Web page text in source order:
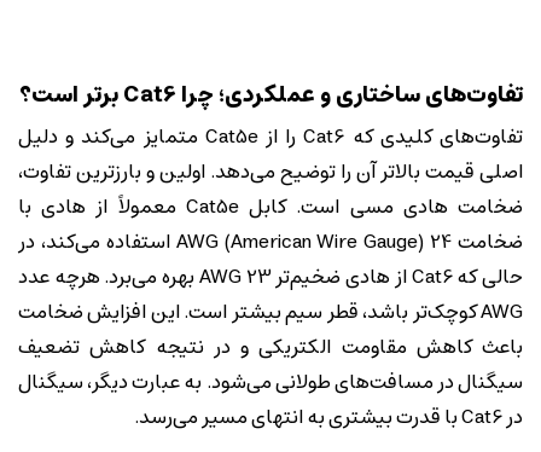
تفاوت‌های ساختاری و عملکردی؛ چرا Cat6 برتر است؟
تفاوت‌های کلیدی که Cat6 را از Cat5e متمایز می‌کند و دلیل
اصلی قیمت بالاتر آن را توضیح می‌دهد. اولین و بارزترین تفاوت،
ضخامت هادی مسی است. کابل Cat5e معمولاً از هادی با
ضخامت 24 AWG (American Wire Gauge) استفاده می‌کند، در
حالی که Cat6 از هادی ضخیم‌تر 23 AWG بهره می‌برد. هرچه عدد
AWG کوچک‌تر باشد، قطر سیم بیشتر است. این افزایش ضخامت
باعث کاهش مقاومت الکتریکی و در نتیجه کاهش تضعیف
سیگنال در مسافت‌های طولانی می‌شود. به عبارت دیگر، سیگنال
در Cat6 با قدرت بیشتری به انتهای مسیر می‌رسد.